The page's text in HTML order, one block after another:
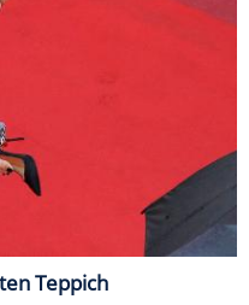
Teppich